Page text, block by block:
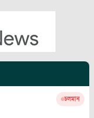
চলমান